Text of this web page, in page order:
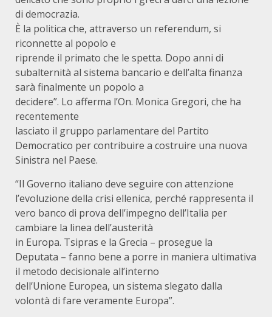
di democrazia.
È la politica che, attraverso un referendum, si
riconnette al popolo e
riprende il primato che le spetta. Dopo anni di
subalternità al sistema bancario e dell’alta finanza
sarà finalmente un popolo a
decidere”. Lo afferma l’On. Monica Gregori, che ha
recentemente
lasciato il gruppo parlamentare del Partito
Democratico per contribuire a costruire una nuova
Sinistra nel Paese.
“Il Governo italiano deve seguire con attenzione
l’evoluzione della crisi ellenica, perché rappresenta il
vero banco di prova dell’impegno dell’Italia per
cambiare la linea dell’austerità
in Europa. Tsipras e la Grecia – prosegue la
Deputata – fanno bene a porre in maniera ultimativa
il metodo decisionale all’interno
dell’Unione Europea, un sistema slegato dalla
volontà di fare veramente Europa”.